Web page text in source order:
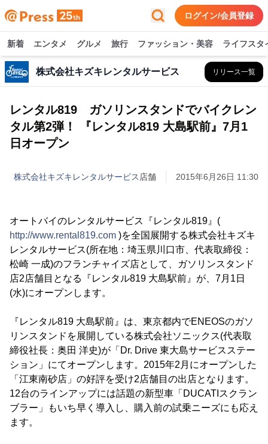
ログイン/会員登録
新着 エンタメ グルメ 旅行 ファッション・美容 ライフスタ
株式会社キズキレンタルサービス リリース一覧
レンタル819 ガソリンスタンドでバイクレン
タル第2弾！ 『レンタル819 大島駅前』7月1
日オープン
株式会社キズキレンタルサービス 店舗 2015年6月26日 11:30
オートバイのレンタルサービス『レンタル819』(
http://www.rental819.com )を全国展開する株式会社キズキ
レンタルサービス(所在地：埼玉県川口市、代表取締役：
松崎 一成)のフランチャイズ店として、ガソリンスタンド
店2店舗目となる『レンタル819 大島駅前』が、7月1日
(水)にオープンします。
『レンタル819 大島駅前』は、東京都内でENEOSのガソ
リンスタンドを展開している株式会社ソニックス(代表取
締役社長：奥田 洋史)が「Dr. Drive 東大島サービスステー
ション」にてオープンします。2015年2月にオープンした
「江東南砂店」の好評を受け2店舗目の出店となります。
12台のラインアップには話題の新型車「DUCATIスクラン
ブラー」もいち早く導入し、購入前の試乗ニーズにも応え
ます。